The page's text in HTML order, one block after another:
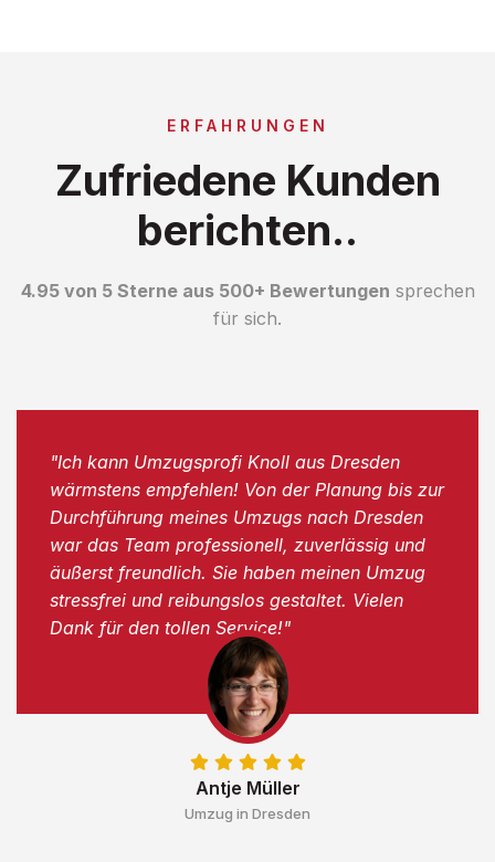
ERFAHRUNGEN
Zufriedene Kunden
berichten..
4.95 von 5 Sterne aus 500+ Bewertungen sprechen
für sich.
Antje Müller
Umzug in Dresden
"Ich kann Umzugsprofi Knoll aus Dresden
wärmstens empfehlen! Von der Planung bis zur
Durchführung meines Umzugs nach Dresden
war das Team professionell, zuverlässig und
äußerst freundlich. Sie haben meinen Umzug
stressfrei und reibungslos gestaltet. Vielen
Dank für den tollen Service!"